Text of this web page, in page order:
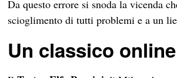
Da questo errore si snoda la vicenda
scioglimento di tutti problemi e a un
Un classico online